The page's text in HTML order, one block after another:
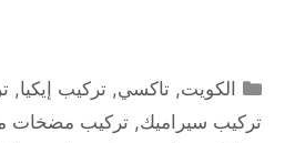
التصنيفات
الكويت,تاكسي,تركيب إيكيا,
تركيب سيراميك, تركيب مضخات